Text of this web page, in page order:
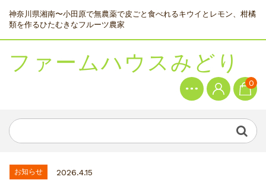
神奈川県湘南〜小田原で無農薬で皮ごと食べれるキウイとレモン、柑橘
類を作るひたむきなフルーツ農家
ファームハウスみどり 0
お知らせ
2026.4.15